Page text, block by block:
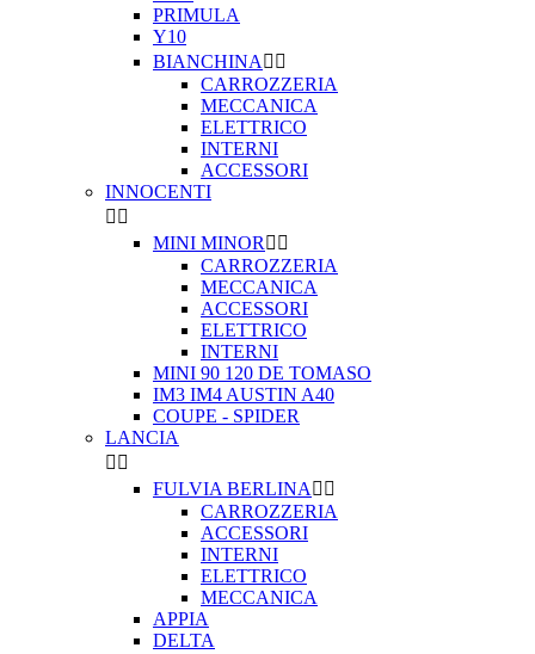
PRIMULA
Y10
BIANCHINA  
CARROZZERIA
MECCANICA
ELETTRICO
INTERNI
ACCESSORI
INNOCENTI
 
MINI MINOR  
CARROZZERIA
MECCANICA
ACCESSORI
ELETTRICO
INTERNI
MINI 90 120 DE TOMASO
IM3 IM4 AUSTIN A40
COUPE - SPIDER
LANCIA
 
FULVIA BERLINA  
CARROZZERIA
ACCESSORI
INTERNI
ELETTRICO
MECCANICA
APPIA
DELTA